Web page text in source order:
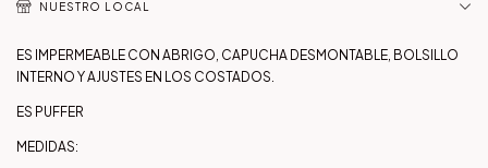
NUESTRO LOCAL
ES IMPERMEABLE CON ABRIGO, CAPUCHA DESMONTABLE, BOLSILLO
INTERNO Y AJUSTES EN LOS COSTADOS.
ES PUFFER
MEDIDAS: